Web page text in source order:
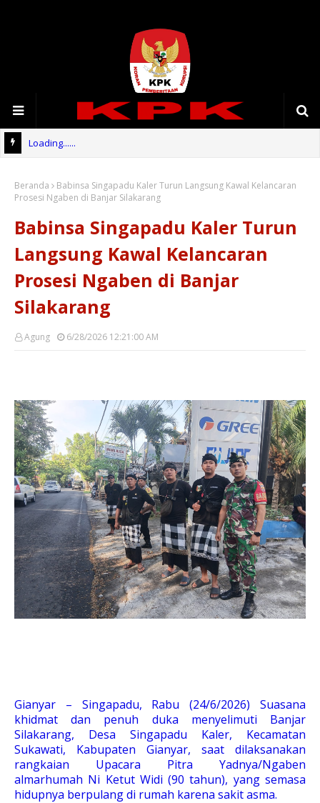
Loading......
Beranda
Babinsa Singapadu Kaler Turun Langsung Kawal Kelancaran
Prosesi Ngaben di Banjar Silakarang
Babinsa Singapadu Kaler Turun
Langsung Kawal Kelancaran
Prosesi Ngaben di Banjar
Silakarang
Agung 6/28/2026 12:21:00 AM
Gianyar – Singapadu, Rabu (24/6/2026) Suasana
khidmat dan penuh duka menyelimuti Banjar
Silakarang, Desa Singapadu Kaler, Kecamatan
Sukawati, Kabupaten Gianyar, saat dilaksanakan
rangkaian Upacara Pitra Yadnya/Ngaben
almarhumah Ni Ketut Widi (90 tahun), yang semasa
hidupnya berpulang di rumah karena sakit asma.